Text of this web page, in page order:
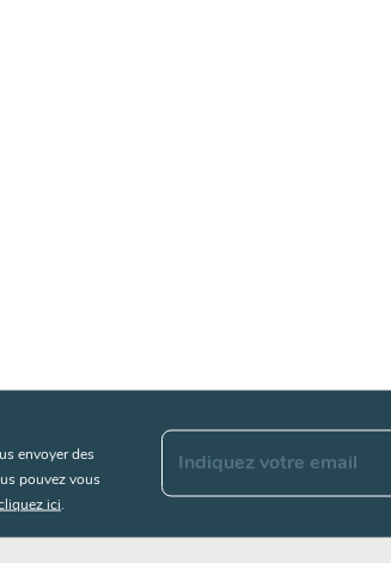
envoyer des
pouvez vous
ici
Indiquez votre email